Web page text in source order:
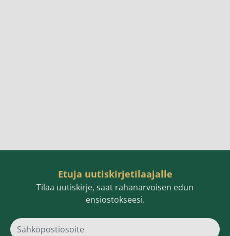
Etuja uutiskirjetilaajalle
Tilaa uutiskirje, saat rahanarvoisen edun
ensiostokseesi.